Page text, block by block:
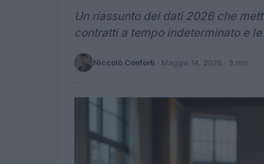
Un riassunto dei dati 2026 che
contratti a tempo indeterminato e
Niccolò Conforti · Maggio 14, 2026 · 3 min